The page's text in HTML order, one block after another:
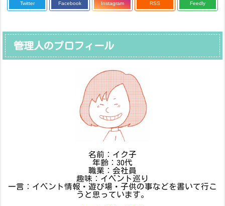
Twitter Facebook Instagram RSS Feedly
管理人のプロフィール
名前：イク子
年齢：30代
職業：会社員
趣味：イベント巡り
一言：イベント情報・遊び場・子供の事などを書いて行こ
うと思っています。